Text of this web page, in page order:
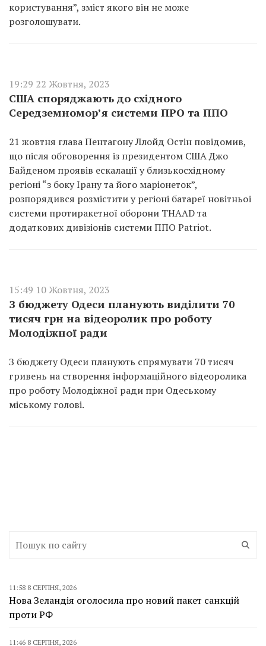
користування”, зміст якого він не може
розголошувати.
19:29 22 Жовтня, 2023
США споряджають до східного
Середземномор’я системи ПРО та ППО
21 жовтня глава Пентагону Ллойд Остін повідомив,
що після обговорення із президентом США Джо
Байденом проявів ескалації у близькосхідному
регіоні “з боку Ірану та його маріонеток”,
розпорядився розмістити у регіоні батареї новітньої
системи протиракетної оборони THAAD та
додаткових дивізіонів системи ППО Patriot.
15:49 10 Жовтня, 2023
З бюджету Одеси планують виділити 70
тисяч грн на відеоролик про роботу
Молодіжної ради
З бюджету Одеси планують спрямувати 70 тисяч
гривень на створення інформаційного відеоролика
про роботу Молодіжної ради при Одеському
міському голові.
11:58 8 СЕРПНЯ, 2026
Нова Зеландія оголосила про новий пакет санкцій
проти РФ
11:46 8 СЕРПНЯ, 2026